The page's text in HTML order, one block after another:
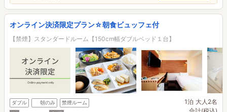
オンライン決済限定プラン☆朝食ビュッフェ付
【禁煙】スタンダードルーム【150cm幅ダブルベッド１台】
ダブル 朝のみ
禁煙ルーム
1泊 大人2名